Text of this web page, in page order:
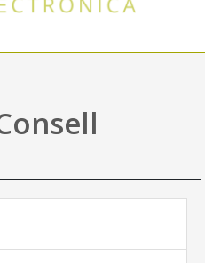
Accés i seguretat
Utilitats
Ajuda